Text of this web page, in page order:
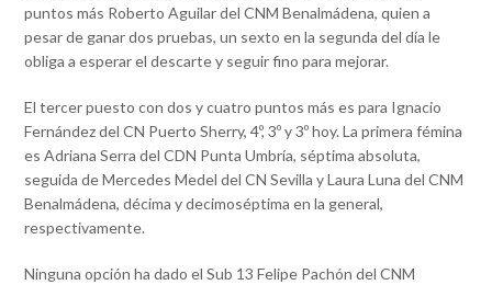
puntos más Roberto Aguilar del CNM Benalmádena, quien a
pesar de ganar dos pruebas, un sexto en la segunda del día le
obliga a esperar el descarte y seguir fino para mejorar.
El tercer puesto con dos y cuatro puntos más es para Ignacio
Fernández del CN Puerto Sherry, 4º, 3º y 3º hoy. La primera fémina
es Adriana Serra del CDN Punta Umbría, séptima absoluta,
seguida de Mercedes Medel del CN Sevilla y Laura Luna del CNM
Benalmádena, décima y decimoséptima en la general,
respectivamente.
Ninguna opción ha dado el Sub 13 Felipe Pachón del CNM